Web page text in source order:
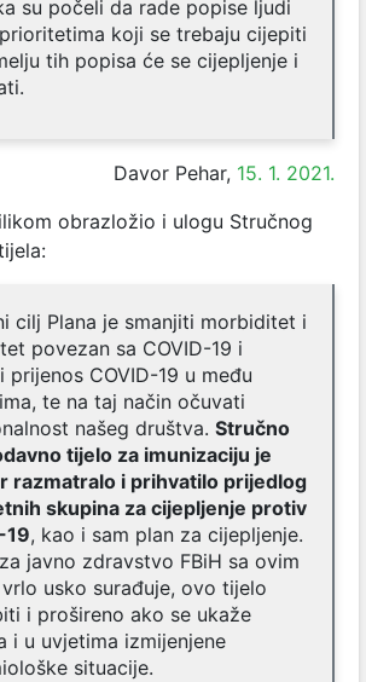
su počeli da rade popise ljudi
koji se trebaju cijepiti
tih popisa će se cijepljenje i
Davor Pehar, 15. 1. 2021.
obrazložio i ulogu Stručnog
cilj Plana je smanjiti morbiditet i
povezan sa COVID-19 i
prijenos COVID-19 u među
te na taj način očuvati
našeg društva. Stručno
tijelo za imunizaciju je
razmatralo i prihvatilo prijedlog
skupina za cijepljenje protiv
19, kao i sam plan za cijepljenje.
javno zdravstvo FBiH sa ovim
usko surađuje, ovo tijelo
i prošireno ako se ukaže
i u uvjetima izmijenjene
situacije.